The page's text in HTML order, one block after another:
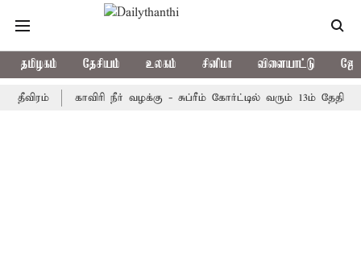
தமிழகம் தேசியம் உலகம் சினிமா விளையாட்டு
காவிரி நீர் வழக்கு - சுப்ரீம் கோர்ட்டில் வரும் 13ம் தேதி